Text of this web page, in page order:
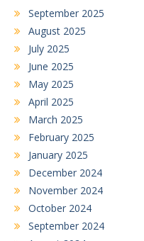
September 2025
August 2025
July 2025
June 2025
May 2025
April 2025
March 2025
February 2025
January 2025
December 2024
November 2024
October 2024
September 2024